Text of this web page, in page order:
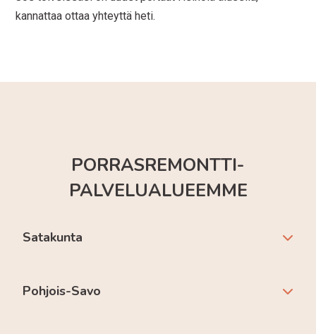
kannattaa ottaa yhteyttä heti.
PORRASREMONTTI-
PALVELUALUEEMME
Satakunta
Pohjois-Savo